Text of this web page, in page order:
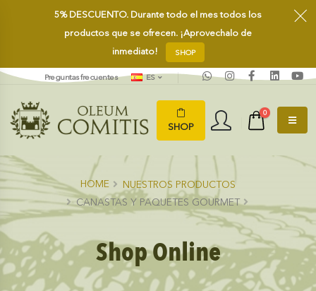
5% DESCUENTO. Durante todo el mes todos los
productos que se ofrecen. ¡Aprovechalo de
inmediato!
SHOP
Preguntas frecuentes ES
SHOP
0
HOME
NUESTROS PRODUCTOS
CANASTAS Y PAQUETES GOURMET
Shop Online